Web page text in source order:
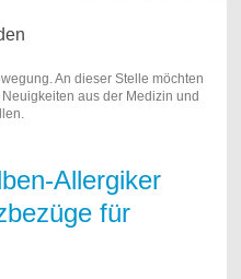
An dieser Stelle möchten
aus der Medizin und
Allergiker
für